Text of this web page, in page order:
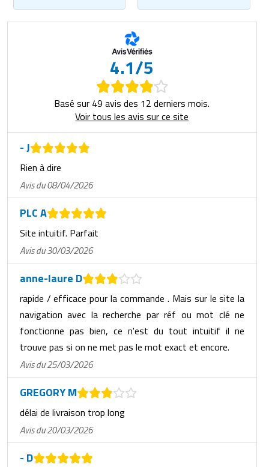
Matériel de musculation
Rôtisserie professionnelle
Sautause professionnelle
Table de cuisson professionnelle
Tables de préparation réfrigérées
Ustensile de cuisine
Vitrines réfrigérées
4.1/5
Basé sur 49 avis des 12 derniers mois.
Voir tous les avis sur ce site
- J
Rien à dire
Avis du 08/04/2026
PLC A
Site intuitif. Parfait
Avis du 30/03/2026
anne-laure D
rapide / efficace pour la commande . Mais sur le site la
navigation avec la recherche par réf ou mot clé ne
fonctionne pas bien, ce n'est du tout intuitif il ne
trouve pas si on ne met pas le mot exact et encore.
Avis du 25/03/2026
GREGORY M
délai de livraison trop long
Avis du 20/03/2026
- D